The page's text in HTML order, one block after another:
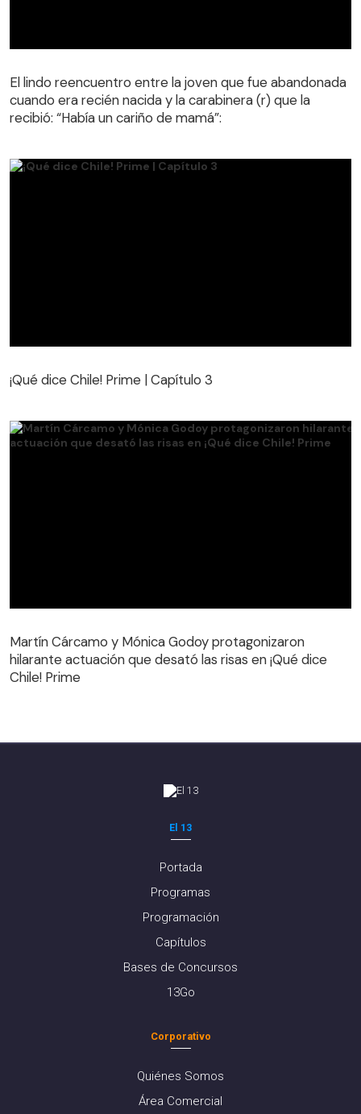
cuando era recién nacida y la carabinera (r) que la
recibió: “Había un cariño de mamá”:
El lindo reencuentro entre la joven que fue abandonada
cuando era recién nacida y la carabinera (r) que la
recibió: “Había un cariño de mamá”:
¡Qué dice Chile! Prime | Capítulo 3
hilarante actuación que desató las risas en ¡Qué dice
Chile! Prime
Martín Cárcamo y Mónica Godoy protagonizaron
hilarante actuación que desató las risas en ¡Qué dice
Chile! Prime
El 13
Portada
Programas
Programación
Capítulos
Bases de Concursos
13Go
Corporativo
Quiénes Somos
Área Comercial